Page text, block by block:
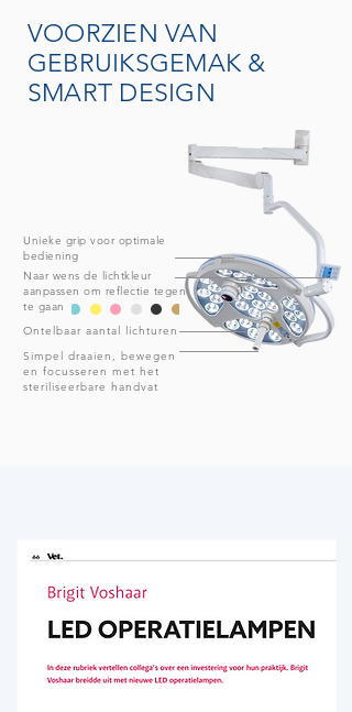
VOORZIEN VAN
GEBRUIKSGEMAK &
SMART DESIGN
Unieke grip voor optimale
bediening
Ontelbaar aantal lichturen
Simpel draaien, bewegen
en focusseren met het
steriliseerbare handvat
Naar wens de lichtkleur
aanpassen om reflectie tegen
te gaan